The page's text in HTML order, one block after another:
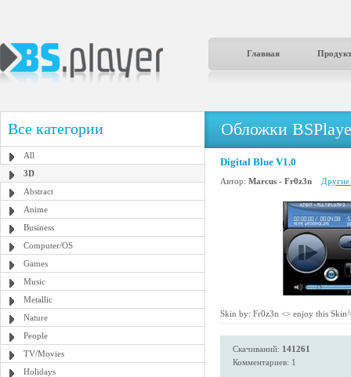
Главная
Все категории
All
3D
Abstract
Anime
Business
Computer/OS
Games
Music
Metallic
Nature
People
TV/Movies
Holidays
Обложки
Digital Blue V1.0
Автор: Marcus - Fr0z3n Другие
Skin by: Fr0z3n <> enjoy this
Скачиваний: 141261
Комментариев: 1